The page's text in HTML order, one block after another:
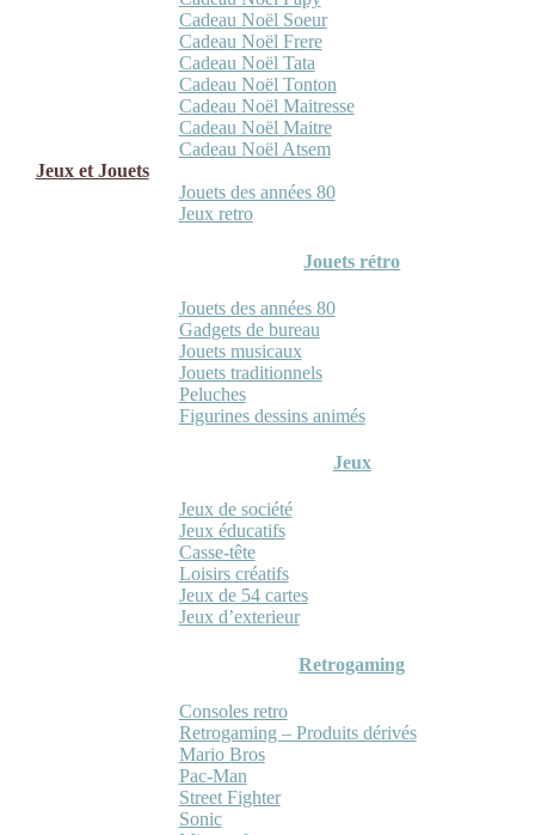
Cadeau Noël Soeur
Cadeau Noël Frere
Cadeau Noël Tata
Cadeau Noël Tonton
Cadeau Noël Maitresse
Cadeau Noël Maitre
Cadeau Noël Atsem
Jeux et Jouets
Jouets des années 80
Jeux retro
Jouets rétro
Jouets des années 80
Gadgets de bureau
Jouets musicaux
Jouets traditionnels
Peluches
Figurines dessins animés
Jeux
Jeux de société
Jeux éducatifs
Casse-tête
Loisirs créatifs
Jeux de 54 cartes
Jeux d’exterieur
Retrogaming
Consoles retro
Retrogaming – Produits dérivés
Mario Bros
Pac-Man
Street Fighter
Sonic